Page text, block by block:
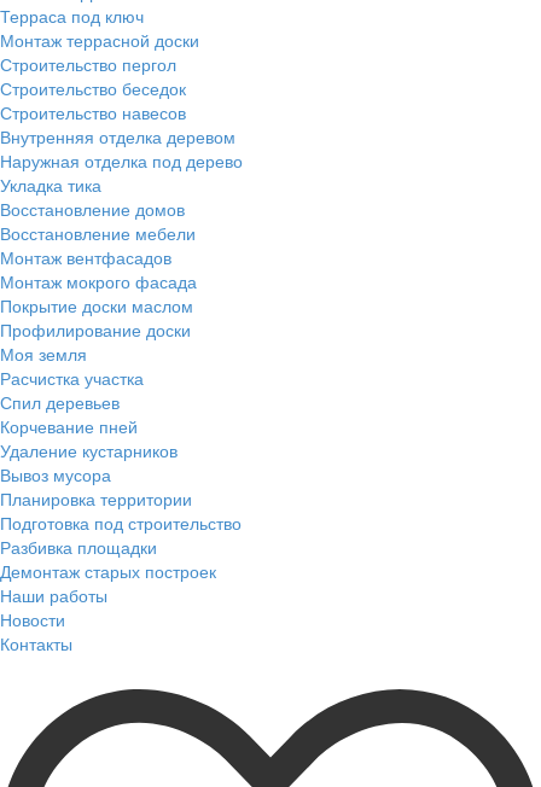
Терраса под ключ
Монтаж террасной доски
Строительство пергол
Строительство беседок
Строительство навесов
Внутренняя отделка деревом
Наружная отделка под дерево
Укладка тика
Восстановление домов
Восстановление мебели
Монтаж вентфасадов
Монтаж мокрого фасада
Покрытие доски маслом
Профилирование доски
Моя земля
Расчистка участка
Спил деревьев
Корчевание пней
Удаление кустарников
Вывоз мусора
Планировка территории
Подготовка под строительство
Разбивка площадки
Демонтаж старых построек
Наши работы
Новости
Контакты